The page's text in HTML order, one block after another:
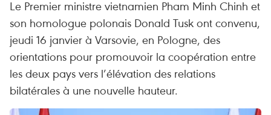
Le Premier ministre vietnamien Pham Minh Chinh et
son homologue polonais Donald Tusk ont convenu,
jeudi 16 janvier à Varsovie, en Pologne, des
orientations pour promouvoir la coopération entre
les deux pays vers l’élévation des relations
bilatérales à une nouvelle hauteur.